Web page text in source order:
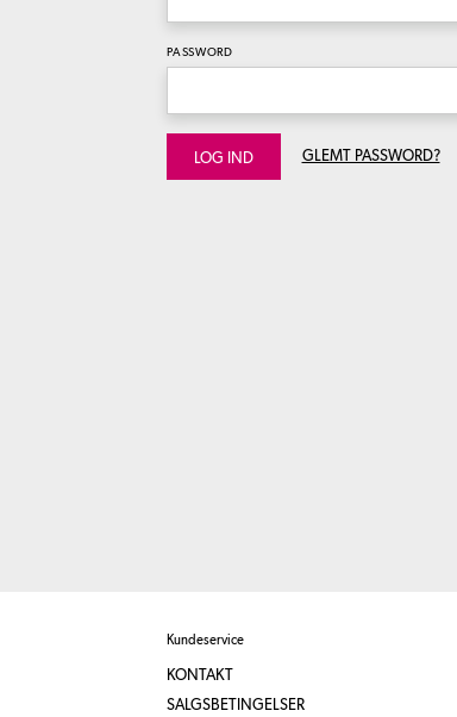
PASSWORD
LOG IND GLEMT PASSWORD?
Kundeservice
KONTAKT
SALGSBETINGELSER